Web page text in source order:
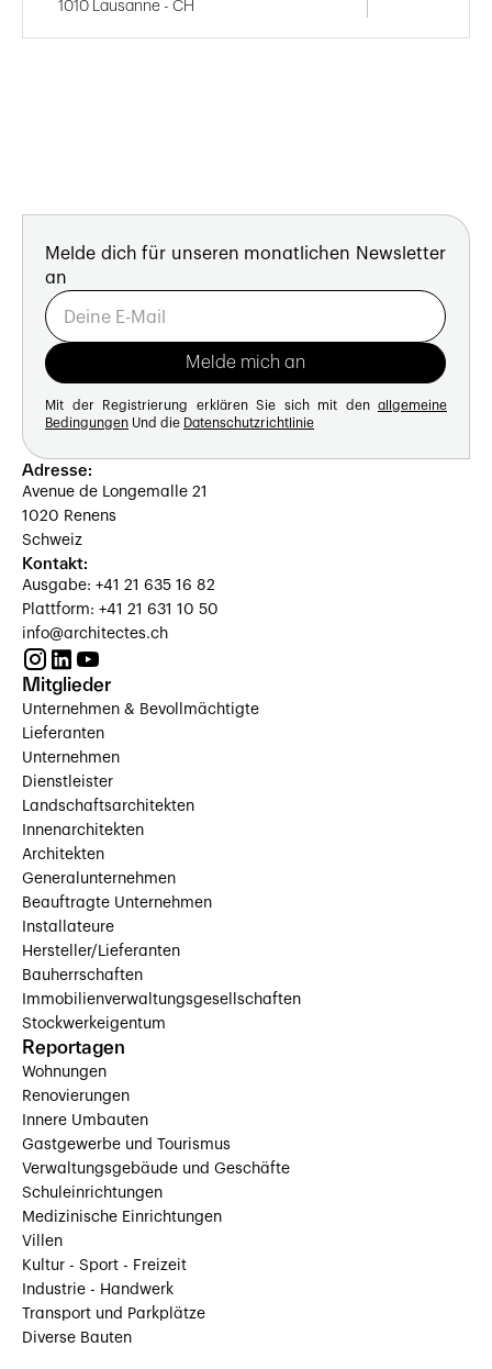
1010 Lausanne - CH
Melde dich für unseren monatlichen Newsletter
an
Mit der Registrierung erklären Sie sich mit den allgemeine
Bedingungen Und die Datenschutzrichtlinie
Adresse:
Avenue de Longemalle 21
1020 Renens
Schweiz
Kontakt:
Ausgabe: +41 21 635 16 82
Plattform: +41 21 631 10 50
info@architectes.ch
Mitglieder
Unternehmen & Bevollmächtigte
Lieferanten
Unternehmen
Dienstleister
Landschaftsarchitekten
Innenarchitekten
Architekten
Generalunternehmen
Beauftragte Unternehmen
Installateure
Hersteller/Lieferanten
Bauherrschaften
Immobilienverwaltungsgesellschaften
Stockwerkeigentum
Reportagen
Wohnungen
Renovierungen
Innere Umbauten
Gastgewerbe und Tourismus
Verwaltungsgebäude und Geschäfte
Schuleinrichtungen
Medizinische Einrichtungen
Villen
Kultur - Sport - Freizeit
Industrie - Handwerk
Transport und Parkplätze
Diverse Bauten